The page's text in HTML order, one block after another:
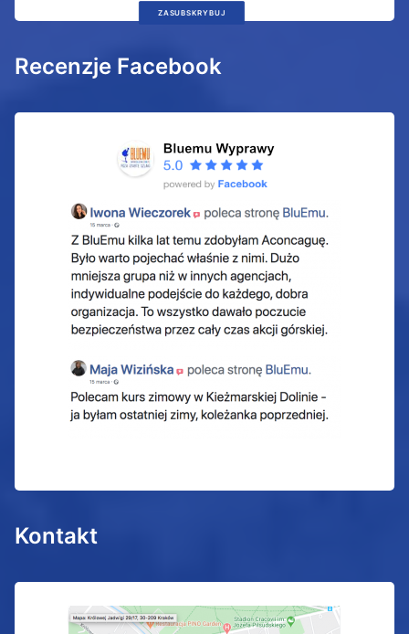
ZASUBSKRYBUJ
Recenzje Facebook
Kontakt